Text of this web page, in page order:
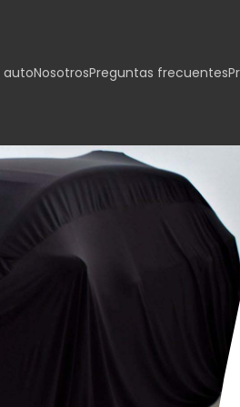
autoNosotrosPreguntas frecuentes